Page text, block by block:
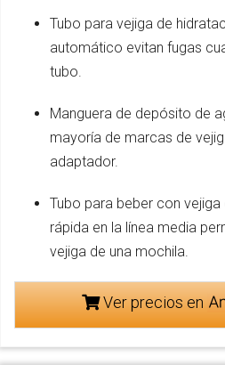
Tubo para vejiga de
automático evitan fugas
tubo.
Manguera de depósito de
mayoría de marcas de
adaptador.
Tubo para beber con
rápida en la línea media
vejiga de una mochila.
Ver precios en